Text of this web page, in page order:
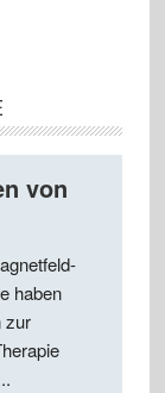
von
haben
zur